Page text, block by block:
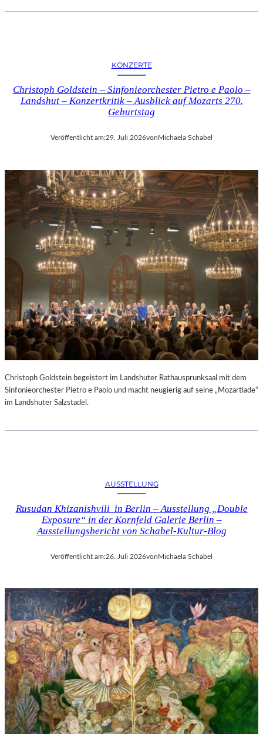
KONZERTE
Christoph Goldstein – Sinfonieorchester Pietro e Paolo –
Landshut – Konzertkritik – Ausblick auf Mozarts 270.
Geburtstag
Veröffentlicht am:29. Juli 2026von Michaela Schabel
Christoph Goldstein begeistert im Landshuter Rathausprunksaal mit dem
Sinfonieorchester Pietro e Paolo und macht neugierig auf seine „Mozartiade“
im Landshuter Salzstadel.
AUSSTELLUNG
Rusudan Khizanishvili in Berlin – Ausstellung „Double
Exposure“ in der Kornfeld Galerie Berlin –
Ausstellungsbericht von Schabel-Kultur-Blog
Veröffentlicht am:26. Juli 2026vonMichaela Schabel